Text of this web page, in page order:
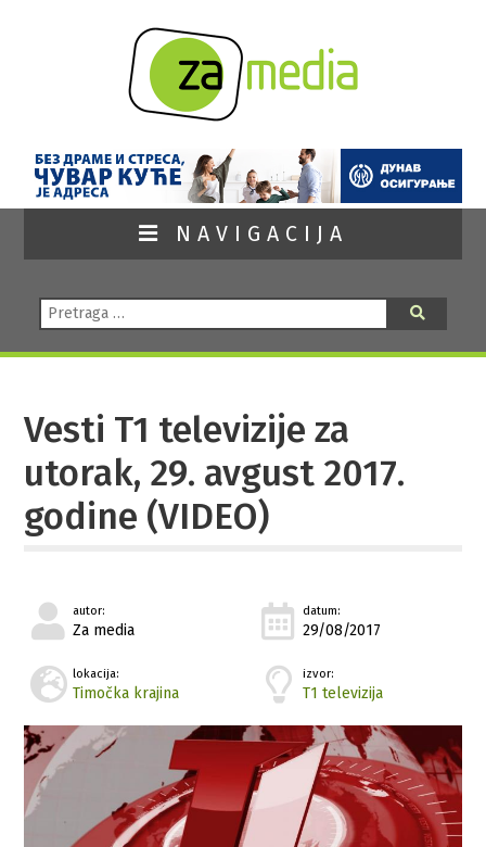
NAVIGACIJA
Pretraga:
Vesti T1 televizije za
utorak, 29. avgust 2017.
godine (VIDEO)
autor:
Za media
datum:
29/08/2017
lokacija:
Timočka krajina
izvor:
T1 televizija